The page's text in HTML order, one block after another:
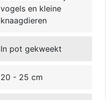
vogels en kleine
knaagdieren
In pot gekweekt
20 - 25 cm